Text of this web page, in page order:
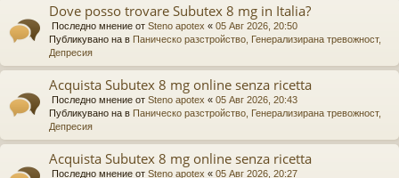
Dove posso trovare Subutex 8 mg in Italia?
Последно мнение от Steno apotex « 05 Авг 2026, 20:50
Публикувано на в Паническо разстройство, Генерализирана тревожност,
Депресия
Acquista Subutex 8 mg online senza ricetta
Последно мнение от Steno apotex « 05 Авг 2026, 20:43
Публикувано на в Паническо разстройство, Генерализирана тревожност,
Депресия
Acquista Subutex 8 mg online senza ricetta
Последно мнение от Steno apotex « 05 Авг 2026, 20:27